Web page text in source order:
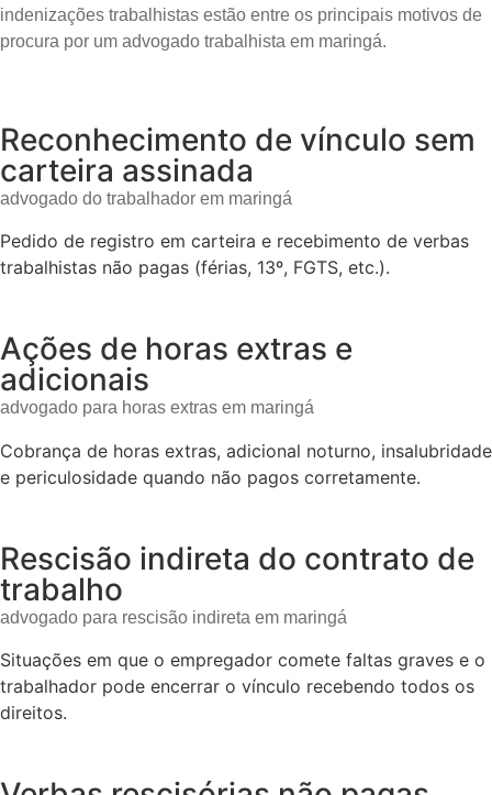
indenizações trabalhistas estão entre os principais motivos de
procura por um advogado trabalhista em maringá.
Reconhecimento de vínculo sem
carteira assinada
advogado do trabalhador em maringá
Pedido de registro em carteira e recebimento de verbas
trabalhistas não pagas (férias, 13º, FGTS, etc.).
Ações de horas extras e
adicionais
advogado para horas extras em maringá
Cobrança de horas extras, adicional noturno, insalubridade
e periculosidade quando não pagos corretamente.
Rescisão indireta do contrato de
trabalho
advogado para rescisão indireta em maringá
Situações em que o empregador comete faltas graves e o
trabalhador pode encerrar o vínculo recebendo todos os
direitos.